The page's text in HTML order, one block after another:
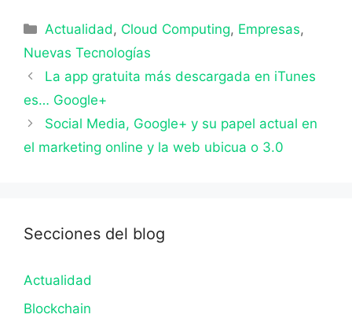
Categorías
Actualidad , Cloud Computing, Empresas,
Nuevas Tecnologías
La app gratuita más descargada en iTunes
es… Google+
Social Media, Google+ y su papel actual en
el marketing online y la web ubicua o 3.0
Secciones del blog
Actualidad
Blockchain